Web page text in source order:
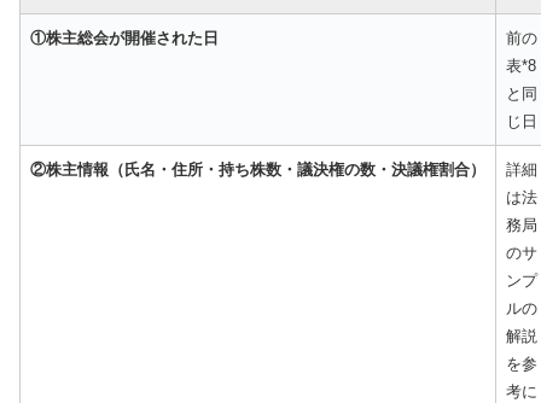
①株主総会が開催された日
前の
表*8
と同
じ日
②株主情報（氏名・住所・持ち株数・議決権の数・決議権割合）
詳細
は法
務局
のサ
ンプ
ルの
解説
を参
考に